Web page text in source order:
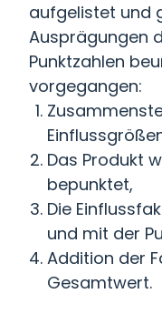
aufgelistet und
Ausprägungen
Punktzahlen
vorgegangen:
Das Produkt
bepunktet,
Die
und mit der
Addition der
Gesamtwert.